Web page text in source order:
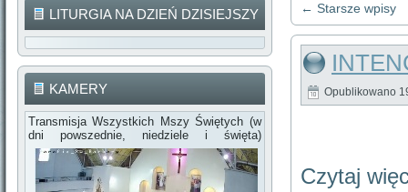
LITURGIA NA DZIEŃ DZISIEJSZY
KAMERY
Transmisja Wszystkich Mszy Świętych (w
dni powszednie, niedziele i święta)
← Starsze wpisy
Opublikowano
Czytaj